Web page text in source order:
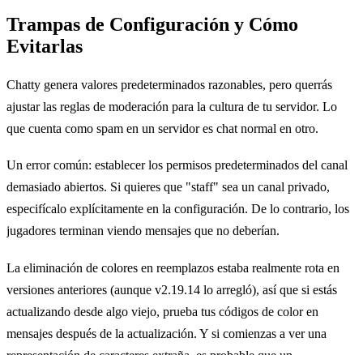
Trampas de Configuración y Cómo
Evitarlas
Chatty genera valores predeterminados razonables, pero querrás
ajustar las reglas de moderación para la cultura de tu servidor. Lo
que cuenta como spam en un servidor es chat normal en otro.
Un error común: establecer los permisos predeterminados del canal
demasiado abiertos. Si quieres que "staff" sea un canal privado,
especifícalo explícitamente en la configuración. De lo contrario, los
jugadores terminan viendo mensajes que no deberían.
La eliminación de colores en reemplazos estaba realmente rota en
versiones anteriores (aunque v2.19.14 lo arregló), así que si estás
actualizando desde algo viejo, prueba tus códigos de color en
mensajes después de la actualización. Y si comienzas a ver una